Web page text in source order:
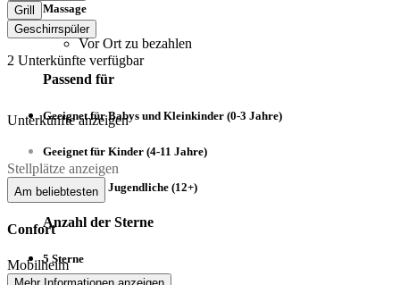
Massage
Vor Ort zu bezahlen
Passend für
Geeignet für Babys und Kleinkinder (0-3 Jahre)
Geeignet für Kinder (4-11 Jahre)
Geeignet für Jugendliche (12+)
Anzahl der Sterne
5 Sterne
Grill
Geschirrspüler
2 Unterkünfte verfügbar
Unterkünfte anzeigen
Stellplätze anzeigen
Am beliebtesten
Confort
Mobilheim